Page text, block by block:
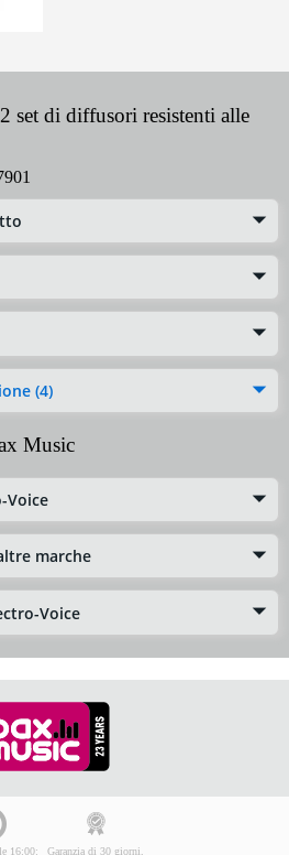
set di diffusori resistenti alle
(4)
Music
Voice
marche
Voice
16:00: Garanzia di 30 giorni,